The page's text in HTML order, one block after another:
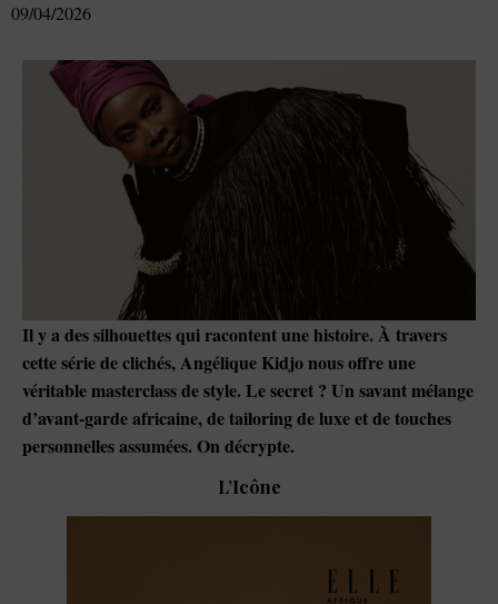
09/04/2026
Il y a des silhouettes qui racontent une histoire. À travers
cette série de clichés, Angélique Kidjo nous offre une
véritable masterclass de style. Le secret ? Un savant mélange
d’avant-garde africaine, de tailoring de luxe et de touches
personnelles assumées. On décrypte.
L’Icône